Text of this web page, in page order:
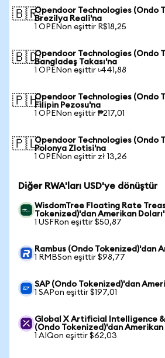
🇧🇷Opendoor Technologies (Ondo
Brezilya Reali'na
1 OPENon eşittir R$18,25
🇧🇩Opendoor Technologies (Ondo
Bangladeş Takası'na
1 OPENon eşittir ৳441,88
🇵🇭Opendoor Technologies (Ondo
Filipin Pezosu'na
1 OPENon eşittir ₱217,01
🇵🇱Opendoor Technologies (Ondo
Polonya Zlotisi'na
1 OPENon eşittir zł 13,26
Diğer RWA'ları USD'ye dönüştür
WisdomTree Floating Rate
Tokenized)'dan Amerikan
1 USFRon eşittir $50,87
Rambus (Ondo Tokenized)'dan
1 RMBSon eşittir $98,77
SAP (Ondo Tokenized)'dan
1 SAPon eşittir $197,01
Global X Artificial Intelligence &
(Ondo Tokenized)'dan Amerikan
1 AIQon eşittir $62,03